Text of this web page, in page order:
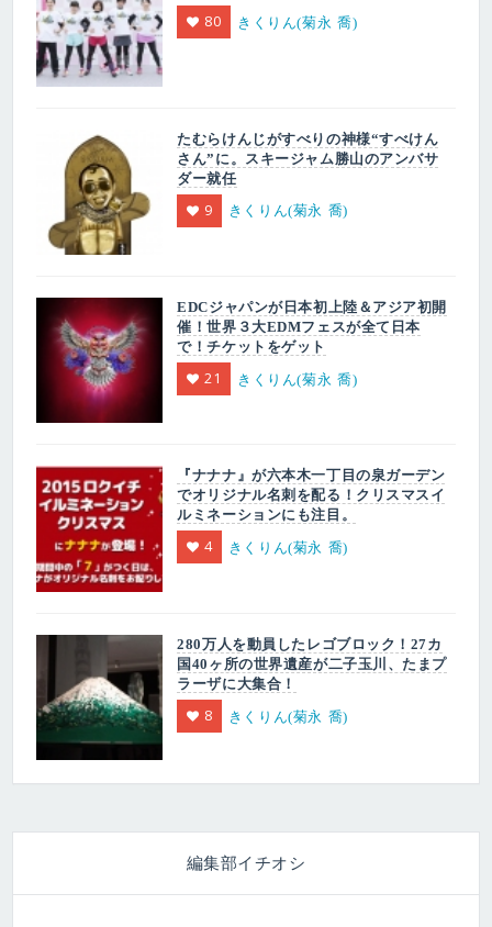
80 きくりん(菊永 喬)
たむらけんじがすべりの神様“すべけん
さん”に。スキージャム勝山のアンバサ
ダー就任
9 きくりん(菊永 喬)
EDCジャパンが日本初上陸＆アジア初開
催！世界３大EDMフェスが全て日本
で！チケットをゲット
21 きくりん(菊永 喬)
『ナナナ』が六本木一丁目の泉ガーデン
でオリジナル名刺を配る！クリスマスイ
ルミネーションにも注目。
4 きくりん(菊永 喬)
280万人を動員したレゴブロック！27カ
国40ヶ所の世界遺産が二子玉川、たまプ
ラーザに大集合！
8 きくりん(菊永 喬)
編集部イチオシ